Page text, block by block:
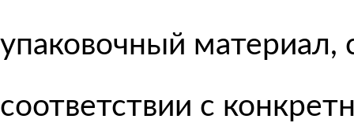
упаковочный материал,
соответствии с